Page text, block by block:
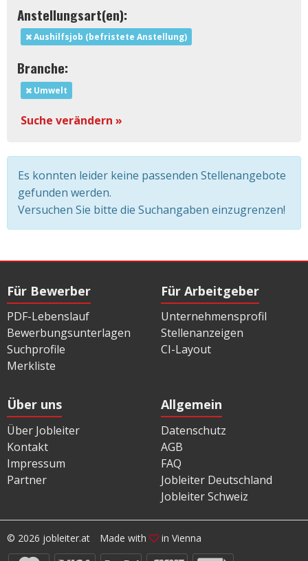
Anstellungsart(en):
Aushilfsjob (befristete Anstellung)
Branche:
Umwelt
Suche verändern »
Es konnten leider keine passenden Stellenangebote
gefunden werden.
Versuchen Sie bitte die Suchangaben einzugrenzen!
Für Bewerber
PDF-Lebenslauf
Bewerbungsunterlagen
Suchprofile
Merkliste
Für Arbeitgeber
Unternehmensprofil
Stellenanzeigen
CI-Layout
Über uns
Über Jobleiter
Kontakt
Impressum
Partner
Allgemein
Datenschutz
AGB
FAQ
Jobleiter Deutschland
Jobleiter Schweiz
© 2026 jobleiter.at Made with in Vienna